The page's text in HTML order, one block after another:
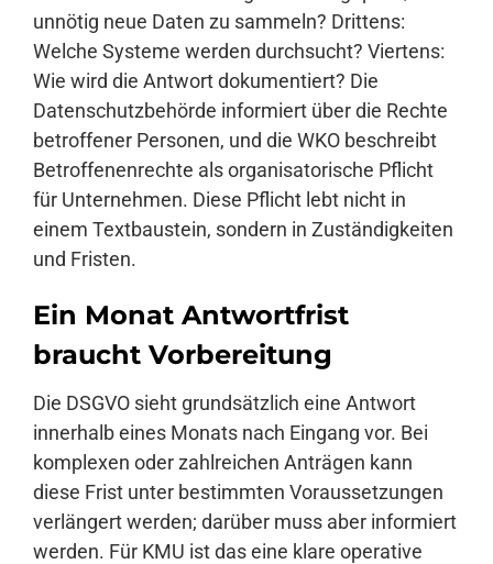
unnötig neue Daten zu sammeln? Drittens:
Welche Systeme werden durchsucht? Viertens:
Wie wird die Antwort dokumentiert? Die
Datenschutzbehörde informiert über die Rechte
betroffener Personen, und die WKO beschreibt
Betroffenenrechte als organisatorische Pflicht
für Unternehmen. Diese Pflicht lebt nicht in
einem Textbaustein, sondern in Zuständigkeiten
und Fristen.
Ein Monat Antwortfrist
braucht Vorbereitung
Die DSGVO sieht grundsätzlich eine Antwort
innerhalb eines Monats nach Eingang vor. Bei
komplexen oder zahlreichen Anträgen kann
diese Frist unter bestimmten Voraussetzungen
verlängert werden; darüber muss aber informiert
werden. Für KMU ist das eine klare operative